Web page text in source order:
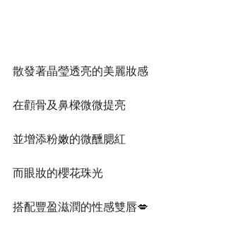
散發著晶瑩透亮的美麗妝感
在顴骨及鼻樑微微提亮
並增添粉嫩的微醺腮紅
而眼妝的櫻花珠光
搭配豐盈滋潤的性感雙唇💋